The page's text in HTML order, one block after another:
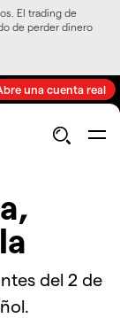
El trading de
de perder dinero
una cuenta real
del 2 de